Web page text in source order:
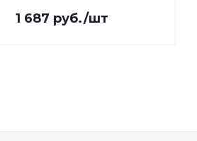
1 687 руб./шт